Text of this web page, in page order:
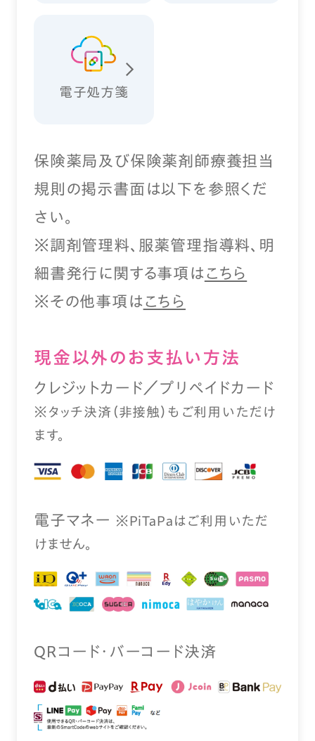
電子処方箋
保険薬局及び保険薬剤師療養担当
規則の掲示書面は以下を参照くだ
さい。
※調剤管理料、服薬管理指導料、明
細書発行に関する事項は こちら
※その他事項は こちら
現⾦以外のお⽀払い⽅法
クレジットカード／プリペイドカード
※タッチ決済（⾮接触）もご利⽤いただけ
ます。
電⼦マネー ※PiTaPaはご利⽤いただ
けません。
QRコード・バーコード決済